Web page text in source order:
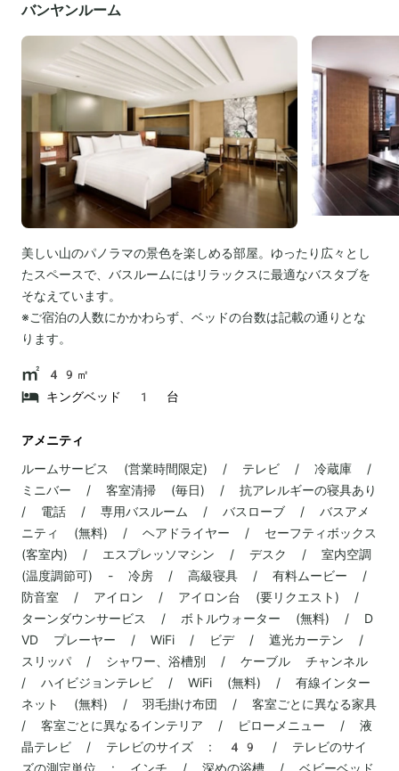
バンヤンルーム
美しい山のパノラマの景色を楽しめる部屋。ゆったり広々とし
たスペースで、バスルームにはリラックスに最適なバスタブを
そなえています。
※ご宿泊の人数にかかわらず、ベッドの台数は記載の通りとな
ります。
49㎡
キングベッド 1 台
アメニティ
ルームサービス (営業時間限定) / テレビ / 冷蔵庫 /
ミニバー / 客室清掃 (毎日) / 抗アレルギーの寝具あり
/ 電話 / 専用バスルーム / バスローブ / バスアメ
ニティ (無料) / ヘアドライヤー / セーフティボックス
(客室内) / エスプレッソマシン / デスク / 室内空調
(温度調節可) - 冷房 / 高級寝具 / 有料ムービー /
防音室 / アイロン / アイロン台 (要リクエスト) /
ターンダウンサービス / ボトルウォーター (無料) / D
VD プレーヤー / WiFi / ビデ / 遮光カーテン /
スリッパ / シャワー、浴槽別 / ケーブル チャンネル
/ ハイビジョンテレビ / WiFi (無料) / 有線インター
ネット (無料) / 羽毛掛け布団 / 客室ごとに異なる家具
/ 客室ごとに異なるインテリア / ピローメニュー / 液
晶テレビ / テレビのサイズ : 49 / テレビのサイ
ズの測定単位 : インチ / 深めの浴槽 / ベビーベッド